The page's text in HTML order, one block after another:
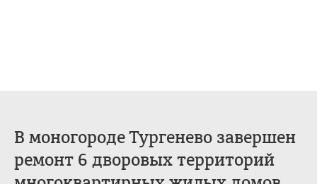
В моногороде Тургенево завершен
ремонт 6 дворовых территорий